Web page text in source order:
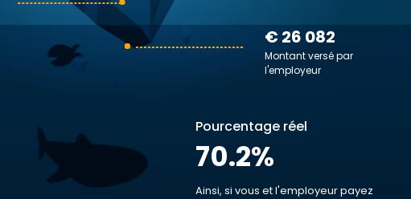
€ 26 082
Montant versé par
l'employeur
Pourcentage réel
70.2%
Ainsi, si vous et l'employeur payez